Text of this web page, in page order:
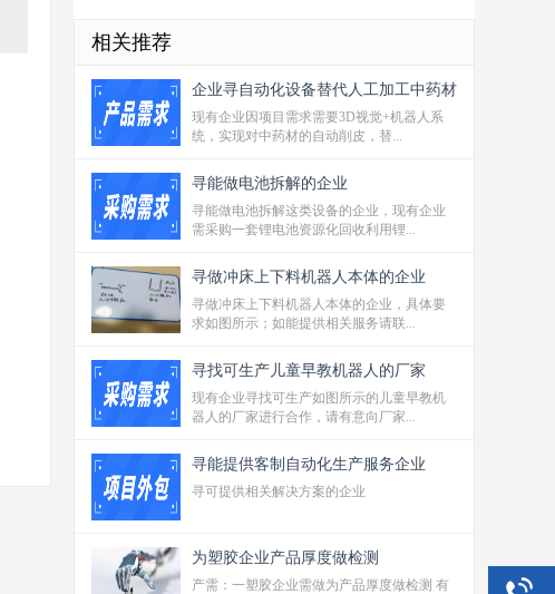
相关推荐
企业寻自动化设备替代人工加工中药材
现有企业因项目需求需要3D视觉+机器人系
统，实现对中药材的自动削皮，替...
寻能做电池拆解的企业
寻能做电池拆解这类设备的企业，现有企业
需采购一套锂电池资源化回收利用锂...
寻做冲床上下料机器人本体的企业
寻做冲床上下料机器人本体的企业，具体要
求如图所示；如能提供相关服务请联...
寻找可生产儿童早教机器人的厂家
现有企业寻找可生产如图所示的儿童早教机
器人的厂家进行合作，请有意向厂家...
寻能提供客制自动化生产服务企业
寻可提供相关解决方案的企业
为塑胶企业产品厚度做检测
产需：一塑胶企业需做为产品厚度做检测 有